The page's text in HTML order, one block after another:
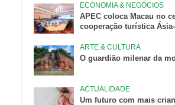
ECONOMIA & NEGÓCIOS
APEC coloca Macau no
cooperação turística
ARTE & CULTURA
O guardião milenar da
ACTUALIDADE
Um futuro com mais